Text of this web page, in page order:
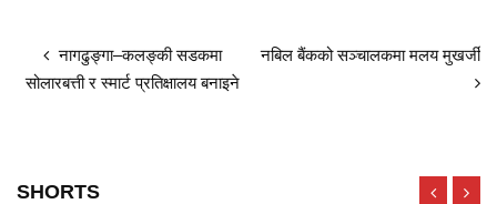
नागढुङ्गा–कलङ्की सडकमा
सोलारबत्ती र स्मार्ट प्रतिक्षालय बनाइने
नबिल बैंकको सञ्चालकमा मलय मुखर्जी
SHORTS